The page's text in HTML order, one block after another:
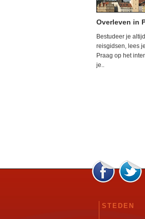
Overleven in
Bestudeer je
reisgidsen, lees
Praag op het
je..
STEDEN